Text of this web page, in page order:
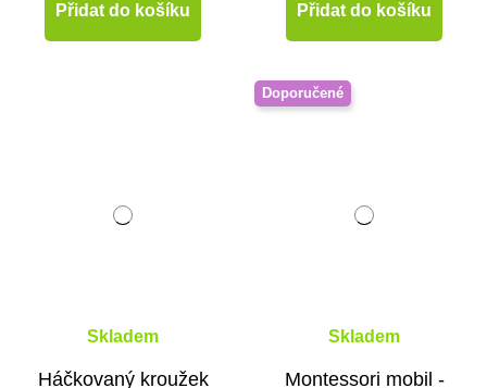
Přidat do košíku Přidat do košíku
Skladem
Háčkovaný kroužek
Doporučené
Skladem
Montessori mobil -